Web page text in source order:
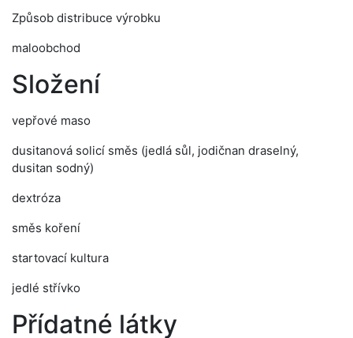
Způsob distribuce výrobku
maloobchod
Složení
vepřové maso
dusitanová solicí směs (jedlá sůl, jodičnan draselný,
dusitan sodný)
dextróza
směs koření
startovací kultura
jedlé střívko
Přídatné látky